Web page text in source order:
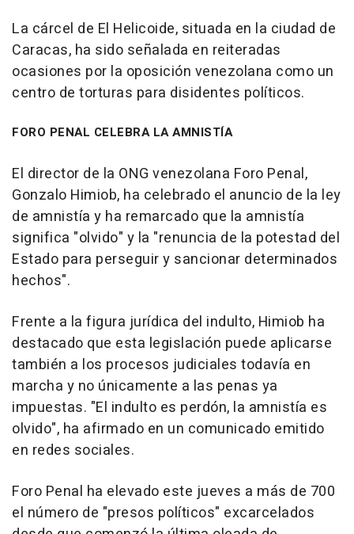
La cárcel de El Helicoide, situada en la ciudad de
Caracas, ha sido señalada en reiteradas
ocasiones por la oposición venezolana como un
centro de torturas para disidentes políticos.
FORO PENAL CELEBRA LA AMNISTÍA
El director de la ONG venezolana Foro Penal,
Gonzalo Himiob, ha celebrado el anuncio de la ley
de amnistía y ha remarcado que la amnistía
significa "olvido" y la "renuncia de la potestad del
Estado para perseguir y sancionar determinados
hechos".
Frente a la figura jurídica del indulto, Himiob ha
destacado que esta legislación puede aplicarse
también a los procesos judiciales todavía en
marcha y no únicamente a las penas ya
impuestas. "El indulto es perdón, la amnistía es
olvido", ha afirmado en un comunicado emitido
en redes sociales.
Foro Penal ha elevado este jueves a más de 700
el número de "presos políticos" excarcelados